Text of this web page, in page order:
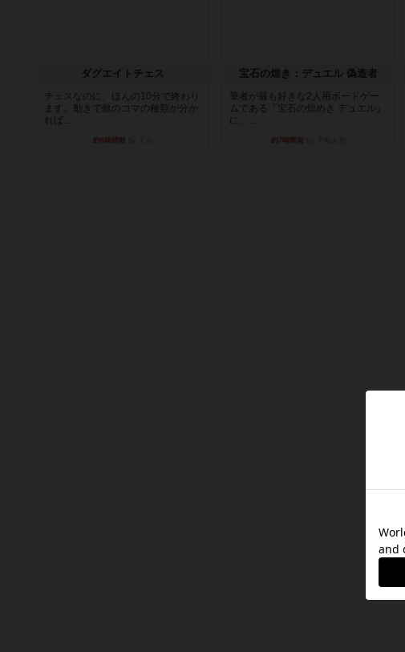
ダグエイトチェス
チェスなのに、ほんの10分で終わり
ます。動きで敵のコマの種類が分か
れば...
約6時間前
宝石の煌き：デュエル 偽造者
筆者が最も好きな2人用ボードゲー
ムである『宝石の煌めき デュエル』
に、...
約7時間前